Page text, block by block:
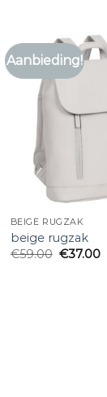
Aanbieding!
BEIGE RUGZAK
beige rugzak
€59.00 €37.00